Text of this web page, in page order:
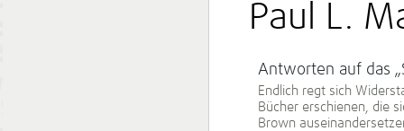
Paul L.
Antworten auf das
Endlich regt sich
Bücher erschienen, die
Brown